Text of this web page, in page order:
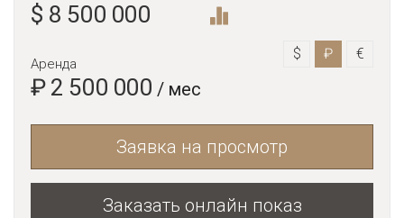
$ 8 500 000
Аренда
₽ 2 500 000 / мес
$ ₽ €
Заявка на просмотр
Заказать онлайн показ